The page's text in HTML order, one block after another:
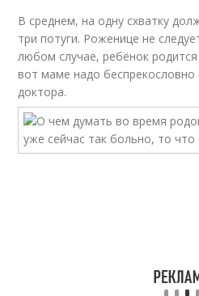
В среднем, на одну схватку
три потуги. Роженице не
любом случае, ребёнок
вот маме надо беспрекословно
доктора.